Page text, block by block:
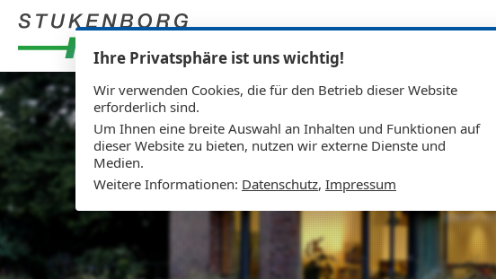
Ihre Privatsphäre ist uns wichtig!
Wir verwenden Cookies, die für den Betrieb dieser Website
erforderlich sind.
Um Ihnen eine breite Auswahl an Inhalten und Funktionen auf
dieser Website zu bieten, nutzen wir externe Dienste und
Medien.
Weitere Informationen: Datenschutz, Impressum